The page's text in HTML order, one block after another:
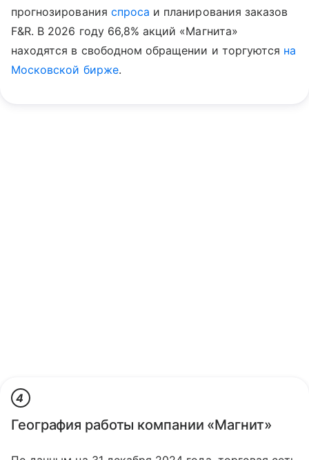
прогнозирования спроса и планирования заказов
F&R. В 2026 году 66,8% акций «Магнита»
находятся в свободном обращении и торгуются на
Московской бирже.
4
География работы компании «Магнит»